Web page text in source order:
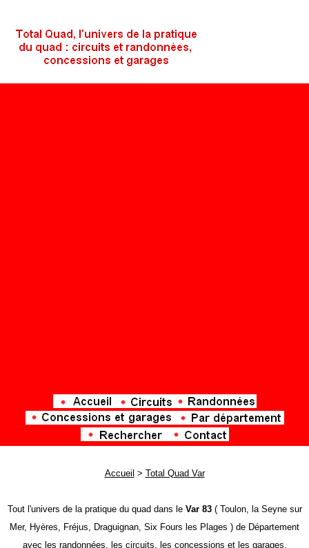
Accueil > Total Quad Var
Tout l'univers de la pratique du quad dans le Var 83( Toulon, la Seyne sur
Mer, Hyères, Fréjus, Draguignan, Six Fours les Plages ) de Département
avec les randonnées, les circuits, les concessions et les garages.